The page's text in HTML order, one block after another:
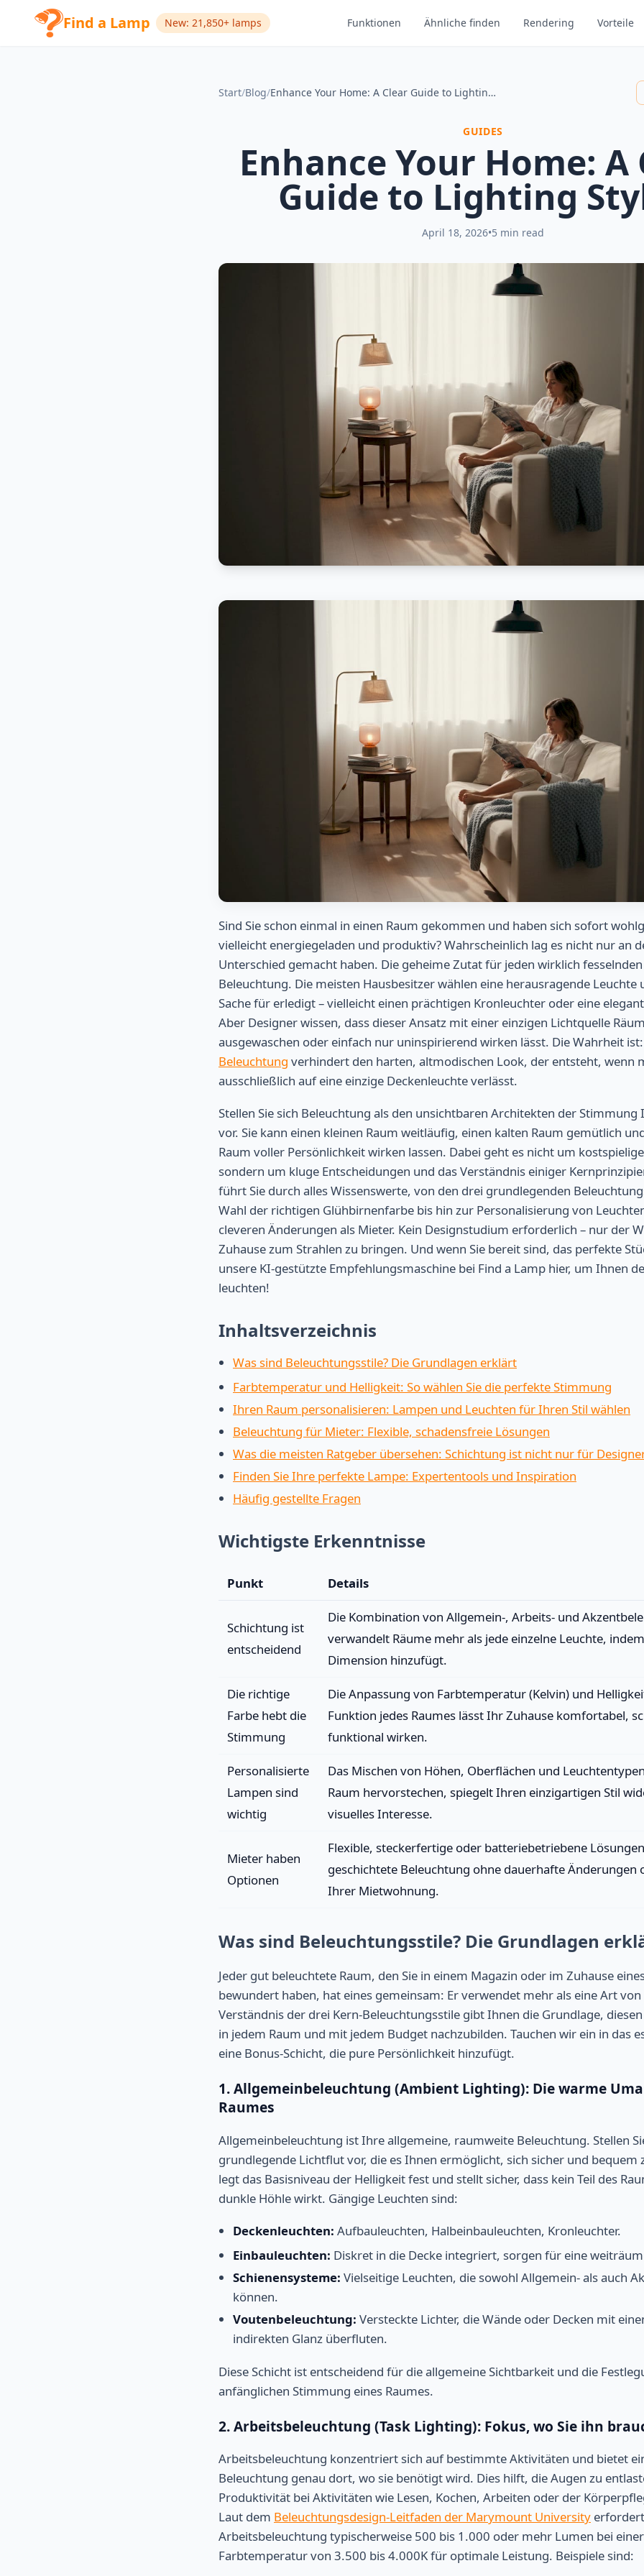
Find a Lamp New: 21,850+ lamps Funktionen Ähnliche finden Rendering Vorteile
Start/Blog/ Enhance Your Home: A Clear Guide to Lighting Styles
GUIDES
Enhance Your Home: A
Guide to Lighting
April 18, 2026•5 min read
Sind Sie schon einmal in einen Raum gekommen und haben sich sofort
vielleicht energiegeladen und produktiv? Wahrscheinlich lag es nicht nur an
Unterschied gemacht haben. Die geheime Zutat für jeden wirklich
Beleuchtung. Die meisten Hausbesitzer wählen eine herausragende Leuchte
Sache für erledigt – vielleicht einen prächtigen Kronleuchter oder eine
Aber Designer wissen, dass dieser Ansatz mit einer einzigen Lichtquelle
ausgewaschen oder einfach nur uninspirierend wirken lässt. Die Wahrheit
Beleuchtung verhindert den harten, altmodischen Look, der entsteht, wenn
ausschließlich auf eine einzige Deckenleuchte verlässt.
Stellen Sie sich Beleuchtung als den unsichtbaren Architekten der Stimmung
vor. Sie kann einen kleinen Raum weitläufig, einen kalten Raum gemütlich
Raum voller Persönlichkeit wirken lassen. Dabei geht es nicht um
sondern um kluge Entscheidungen und das Verständnis einiger
führt Sie durch alles Wissenswerte, von den drei grundlegenden
Wahl der richtigen Glühbirnenfarbe bis hin zur Personalisierung von
cleveren Änderungen als Mieter. Kein Designstudium erforderlich – nur der
Zuhause zum Strahlen zu bringen. Und wenn Sie bereit sind, das perfekte
unsere KI-gestützte Empfehlungsmaschine bei Find a Lamp hier, um Ihnen
leuchten!
Inhaltsverzeichnis
Was sind Beleuchtungsstile? Die Grundlagen erklärt
Farbtemperatur und Helligkeit: So wählen Sie die perfekte Stimmung
Ihren Raum personalisieren: Lampen und Leuchten für Ihren Stil wählen
Beleuchtung für Mieter: Flexible, schadensfreie Lösungen
Was die meisten Ratgeber übersehen: Schichtung ist nicht nur für
Finden Sie Ihre perfekte Lampe: Expertentools und Inspiration
Häufig gestellte Fragen
Wichtigste Erkenntnisse
Punkt Details
Schichtung ist
entscheidend
Die Kombination von Allgemein-, Arbeits- und
verwandelt Räume mehr als jede einzelne Leuchte,
Dimension hinzufügt.
Die richtige
Farbe hebt die
Stimmung
Die Anpassung von Farbtemperatur (Kelvin) und
Funktion jedes Raumes lässt Ihr Zuhause komfortabel,
funktional wirken.
Personalisierte
Lampen sind
wichtig
Das Mischen von Höhen, Oberflächen und
Raum hervorstechen, spiegelt Ihren einzigartigen Stil
visuelles Interesse.
Mieter haben
Optionen
Flexible, steckerfertige oder batteriebetriebene
geschichtete Beleuchtung ohne dauerhafte Änderungen
Ihrer Mietwohnung.
Was sind Beleuchtungsstile? Die Grundlagen
Jeder gut beleuchtete Raum, den Sie in einem Magazin oder im Zuhause
bewundert haben, hat eines gemeinsam: Er verwendet mehr als eine Art von
Verständnis der drei Kern-Beleuchtungsstile gibt Ihnen die Grundlage,
in jedem Raum und mit jedem Budget nachzubilden. Tauchen wir ein in das
eine Bonus-Schicht, die pure Persönlichkeit hinzufügt.
1. Allgemeinbeleuchtung (Ambient Lighting): Die warme
Raumes
Allgemeinbeleuchtung ist Ihre allgemeine, raumweite Beleuchtung. Stellen
grundlegende Lichtflut vor, die es Ihnen ermöglicht, sich sicher und bequem
legt das Basisniveau der Helligkeit fest und stellt sicher, dass kein Teil des
dunkle Höhle wirkt. Gängige Leuchten sind:
Deckenleuchten: Aufbauleuchten, Halbeinbauleuchten, Kronleuchter.
Einbauleuchten: Diskret in die Decke integriert, sorgen für eine
Schienensysteme: Vielseitige Leuchten, die sowohl Allgemein- als auch
können.
Voutenbeleuchtung: Versteckte Lichter, die Wände oder Decken mit
indirekten Glanz überfluten.
Diese Schicht ist entscheidend für die allgemeine Sichtbarkeit und die
anfänglichen Stimmung eines Raumes.
2. Arbeitsbeleuchtung (Task Lighting): Fokus, wo Sie ihn
Arbeitsbeleuchtung konzentriert sich auf bestimmte Aktivitäten und bietet
Beleuchtung genau dort, wo sie benötigt wird. Dies hilft, die Augen zu
Produktivität bei Aktivitäten wie Lesen, Kochen, Arbeiten oder der
Laut dem Beleuchtungsdesign-Leitfaden der Marymount University erfordert
Arbeitsbeleuchtung typischerweise 500 bis 1.000 oder mehr Lumen bei
Farbtemperatur von 3.500 bis 4.000K für optimale Leistung. Beispiele sind: